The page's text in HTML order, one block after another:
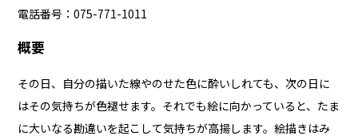
電話番号：075-771-1011
概要
その日、自分の描いた線やのせた色に酔いしれても、次の日に
はその気持ちが色褪せます。それでも絵に向かっていると、たま
に大いなる勘違いを起こして気持ちが高揚します。絵描きはみ